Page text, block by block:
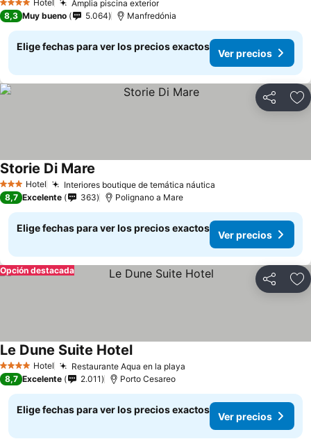
4 EstrellasHotel Amplia piscina exterior
8,3 Muy bueno 5.064 Manfredónia
Elige fechas para ver los precios exactos
Ver precios
Compartir
3 Estrellas
Hotel Interiores boutique de temática náutica
Storie Di Mare
8,7 Excelente 363 Polignano a Mare
Elige fechas para ver los precios exactos
Ver precios
Compartir
Opción destacada
4 EstrellasHotel Restaurante Aqua en la playa
Le Dune Suite Hotel
8,7 Excelente 2.011 Porto Cesareo
Elige fechas para ver los precios exactos
Ver precios